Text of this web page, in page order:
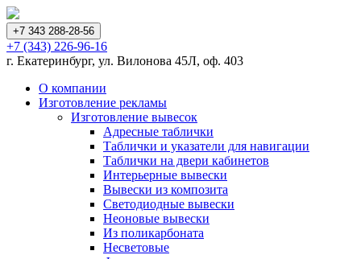
+7 343 288-28-56
+7 (343) 226-96-16
г. Екатеринбург, ул. Вилонова 45Л, оф. 403
О компании
Изготовление рекламы
Изготовление вывесок
Адресные таблички
Таблички и указатели для навигации
Таблички на двери кабинетов
Интерьерные вывески
Вывески из композита
Светодиодные вывески
Неоновые вывески
Из поликарбоната
Несветовые